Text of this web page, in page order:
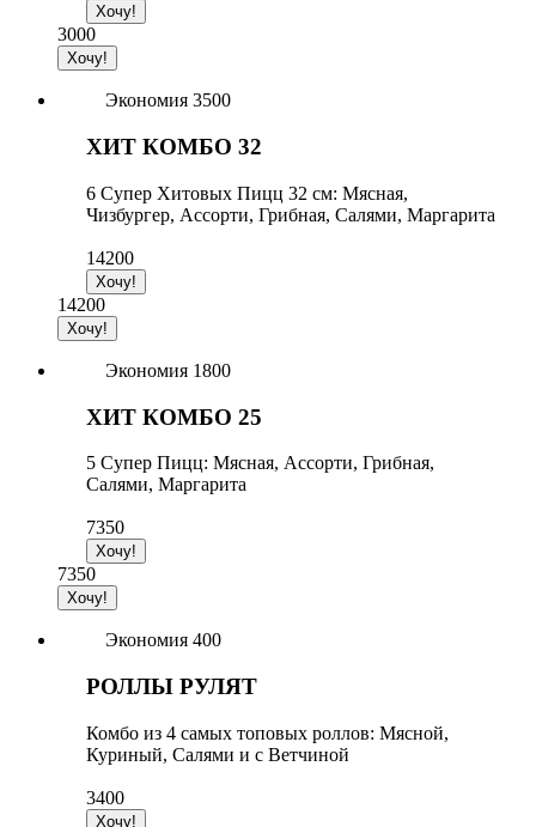
3000
Экономия 3500
ХИТ КОМБО 32
6 Супер Хитовых Пицц 32 см: Мясная,
Чизбургер, Ассорти, Грибная, Салями, Маргарита
14200
14200
Экономия 1800
ХИТ КОМБО 25
5 Супер Пицц: Мясная, Ассорти, Грибная,
Салями, Маргарита
7350
7350
Экономия 400
РОЛЛЫ РУЛЯТ
Комбо из 4 самых топовых роллов: Мясной,
Куриный, Салями и с Ветчиной
3400